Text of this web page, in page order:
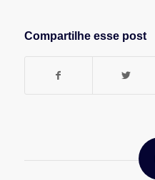
Compartilhe esse post